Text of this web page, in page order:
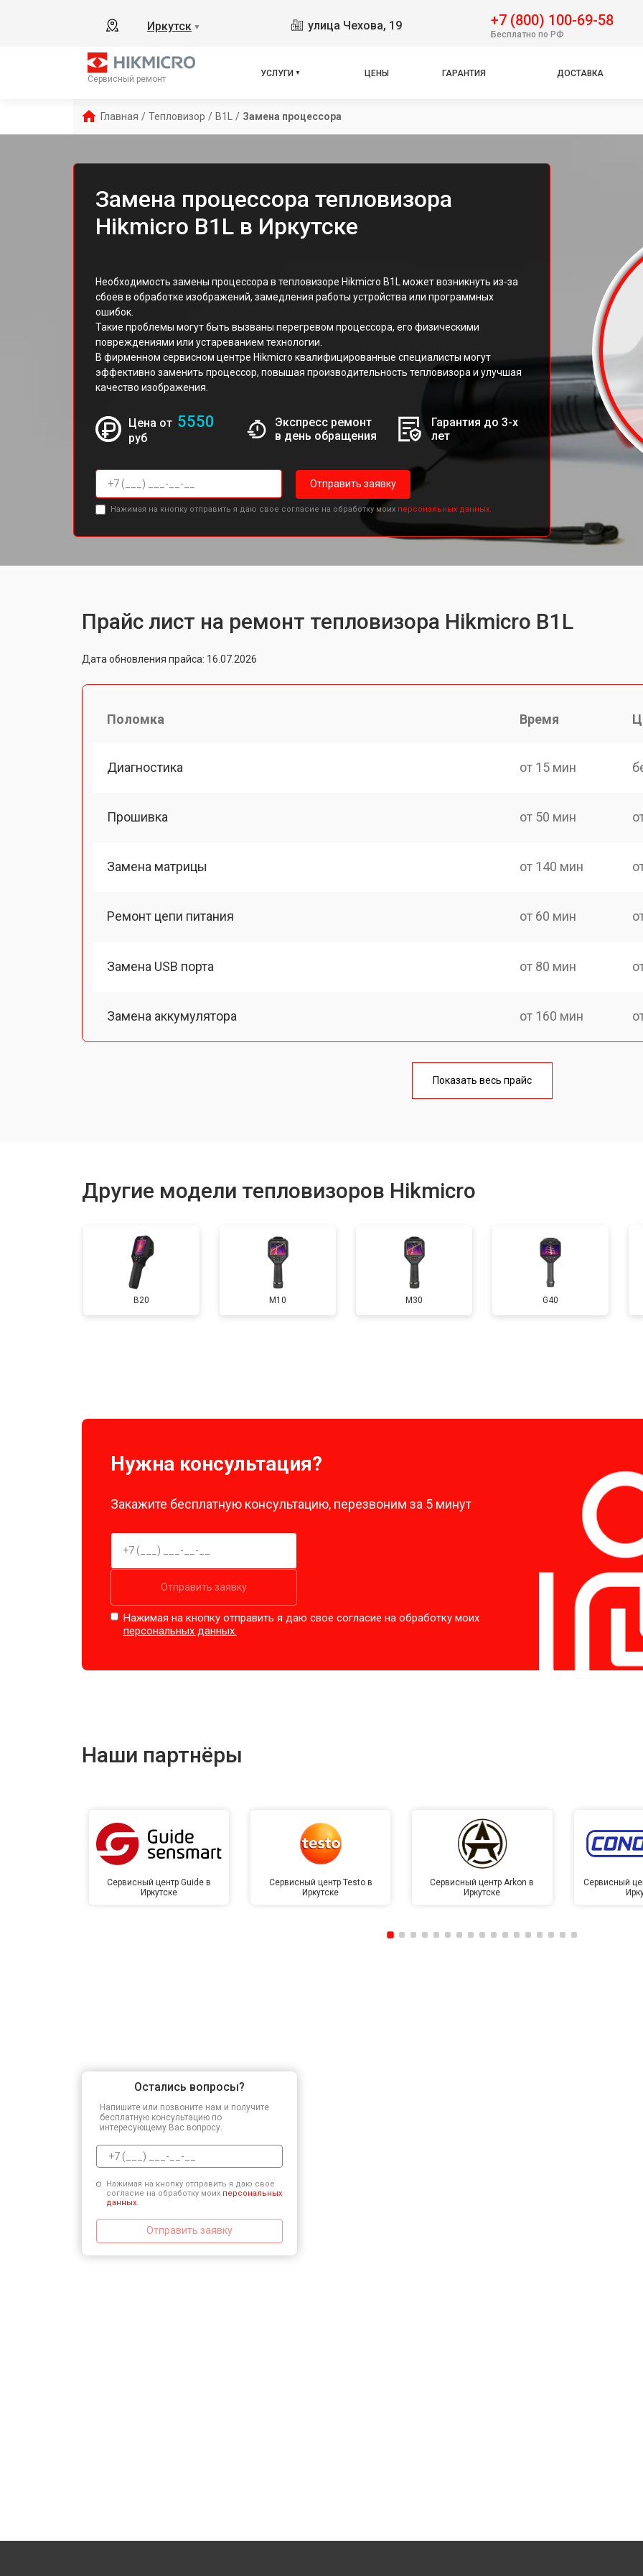
Иркутск ▼ улица Чехова, 19 +7 (800) 100-69-58
Бесплатно по РФ
Сервисный ремонт
УСЛУГИ ЦЕНЫ ГАРАНТИЯ ДОСТАВКА
Главная / Тепловизор / B1L / Замена процессора
Замена процессора тепловизора
Hikmicro B1L в Иркутске
Необходимость замены процессора в тепловизоре Hikmicro B1L может возникнуть из-за
сбоев в обработке изображений, замедления работы устройства или программных
ошибок.
Такие проблемы могут быть вызваны перегревом процессора, его физическими
повреждениями или устареванием технологии.
В фирменном сервисном центре Hikmicro квалифицированные специалисты могут
эффективно заменить процессор, повышая производительность тепловизора и улучшая
качество изображения.
Цена от 5550
руб
Экспресс ремонт
в день обращения
Гарантия до 3-х
лет
Отправить заявку
Нажимая на кнопку отправить я даю свое согласие на обработку моих персональных данных.
Прайс лист на ремонт тепловизора Hikmicro B1L
Дата обновления прайса: 16.07.2026
Поломка Время
Диагностика от 15 мин
Прошивка от 50 мин
Замена матрицы от 140 мин
Ремонт цепи питания от 60 мин
Замена USB порта от 80 мин
Замена аккумулятора от 160 мин
от 60 мин
Показать весь прайс
Другие модели тепловизоров Hikmicro
B20 M10 M30 G40
Нужна консультация?
Закажите бесплатную консультацию, перезвоним за 5 минут
Отправить заявку
Нажимая на кнопку отправить я даю свое согласие на обработку моих
персональных данных.
Наши партнёры
Сервисный центр Guide в
Иркутске
Сервисный центр Testo в
Иркутске
Сервисный центр Arkon в
Иркутске
Сервисный
Остались вопросы?
Напишите или позвоните нам и получите
бесплатную консультацию по
интересующему Вас вопросу.
Нажимая на кнопку отправить я даю свое
согласие на обработку моих персональных
данных.
Отправить заявку